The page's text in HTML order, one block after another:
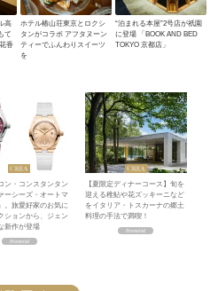
高
て
香
ホテル椿山荘東京とロクシ
タンがコラボ アフタヌーン
ティーでふんわりスイーツ
を
“泊まれる本屋”2号店が祇園
に登場 「BOOK AND BED
TOKYO 京都店」
ン・コンスタンタン
ーシーズ・オートマ
。旅愛好家のお気に
ションから、ジェン
新作が登場
【夏限定ディナーコース】旬を
迎える稚鮎や花ズッキーニなど
をイタリア・トスカーナの郷土
料理の手法で満喫！